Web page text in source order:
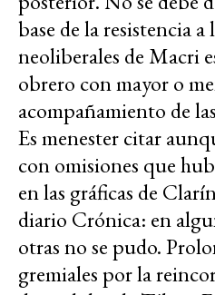
base de la resistencia
neoliberales de Macri
obrero con mayor o
acompañamiento de
Es menester citar
con omisiones que
en las gráficas de
diario Crónica: en
otras no se pudo.
gremiales por la